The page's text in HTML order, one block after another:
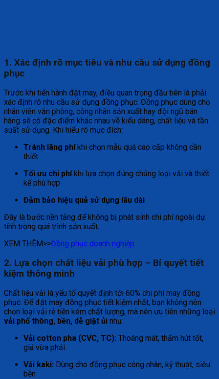
1. Xác định rõ mục tiêu và nhu cầu sử dụng đồng
phục
Trước khi tiến hành đặt may, điều quan trọng đầu tiên là phải
xác định rõ nhu cầu sử dụng đồng phục. Đồng phục dùng cho
nhân viên văn phòng, công nhân sản xuất hay đội ngũ bán
hàng sẽ có đặc điểm khác nhau về kiểu dáng, chất liệu và tần
suất sử dụng. Khi hiểu rõ mục đích:
Tránh lãng phíkhi chọn mẫu quá cao cấp không cần
thiết
Tối ưu chi phíkhi lựa chọn đúng chủng loại vải và thiết
kế phù hợp
Đảm bảo hiệu quả sử dụng lâu dài
Đây là bước nền tảng để không bị phát sinh chi phí ngoài dự
tính trong quá trình sản xuất.
XEM THÊM>>Đồng phục doanh nghiệp
2. Lựa chọn chất liệu vải phù hợp – Bí quyết tiết
kiệm thông minh
Chất liệu vải là yếu tố quyết định tới 60% chi phí may đồng
phục. Để đặt may đồng phục tiết kiệm nhất, bạn không nên
chọn loại vải rẻ tiền kém chất lượng, mà nên ưu tiên những loại
vải phổ thông, bền, dễ giặt ủi như:
Vải cotton pha (CVC, TC): Thoáng mát, thấm hút tốt,
giá vừa phải
Vải kaki: Dùng cho đồng phục công nhân, kỹ thuật, siêu
bền